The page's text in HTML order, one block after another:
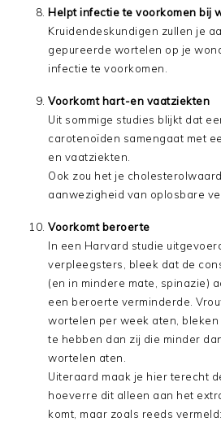
Helpt infectie te voorkomen bij
Kruidendeskundigen zullen je
gepureerde wortelen op je
infectie te voorkomen.
Voorkomt hart-en vaatziekten
Uit sommige studies blijkt dat
carotenoïden samengaat met
en vaatziekten.
Ook zou het je
aanwezigheid van oplosbare
Voorkomt beroerte
In een Harvard studie
verpleegsters, bleek dat de
(en in mindere mate, spinazie)
een beroerte verminderde.
wortelen per week aten, bleken
te hebben dan zij die minder
wortelen aten.
Uiteraard maak je hier terecht
hoeverre dit alleen aan het
komt, maar zoals reeds